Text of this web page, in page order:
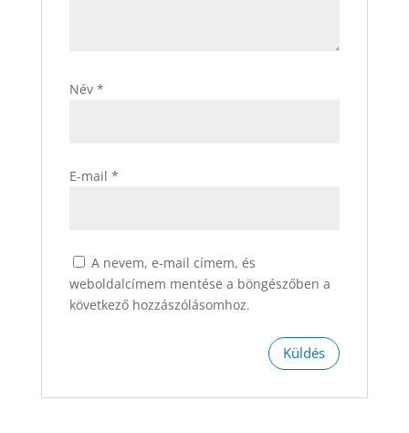
Név *
E-mail *
A nevem, e-mail címem, és
weboldalcímem mentése a böngészőben a
következő hozzászólásomhoz.